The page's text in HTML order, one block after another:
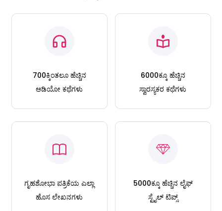
700ಕ್ಕಿಂತಲೂ ಹೆಚ್ಚಿನ
ಆಡಿಯೋ ಕಥೆಗಳು
6000ಕ್ಕೂ ಹೆಚ್ಚಿನ
ಸ್ವಾರಸ್ಯಕರ ಕಥೆಗಳು
ಗೃಹಶೋಭಾ ಪತ್ರಿಕೆಯ ಎಲ್ಲಾ
ಹೊಸ ಲೇಖನಗಳು
5000ಕ್ಕೂ ಹೆಚ್ಚಿನ ಲೈಫ್
ಸ್ಟೈಲ್ ಟಿಪ್ಸ್